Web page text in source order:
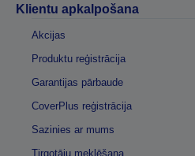
Klientu apkalpošana
Akcijas
Produktu reģistrācija
Garantijas pārbaude
CoverPlus reģistrācija
Sazinies ar mums
Tirgotāju meklēšana